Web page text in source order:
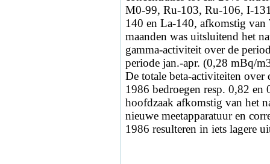
M0-99, Ru-103, Ru-106, I-
140 en La-140, afkomstig
maanden was uitsluitend het
gamma-activiteit over de
periode jan.-apr. (0,28 mBq/
De totale beta-activiteiten over
1986 bedroegen resp. 0,82
hoofdzaak afkomstig van het
nieuwe meetapparatuur en
1986 resulteren in iets lagere